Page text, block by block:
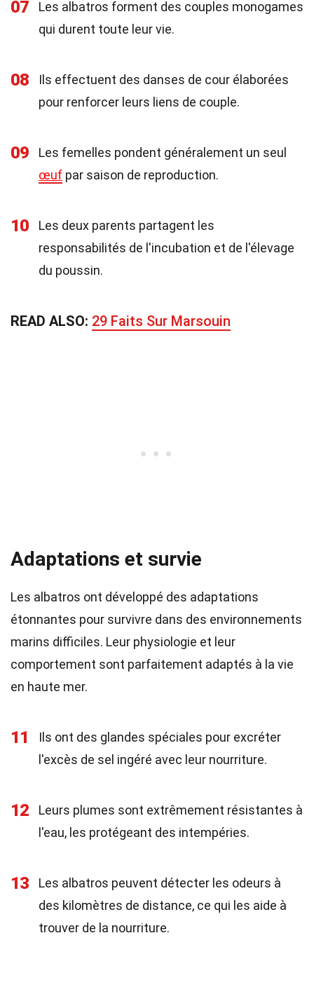
07
Les albatros forment des couples monogames
qui durent toute leur vie.
08
Ils effectuent des danses de cour élaborées
pour renforcer leurs liens de couple.
09
Les femelles pondent généralement un seul
œuf par saison de reproduction.
10
Les deux parents partagent les
responsabilités de l'incubation et de l'élevage
du poussin.
READ ALSO: 29 Faits Sur Marsouin
Adaptations et survie
Les albatros ont développé des adaptations
étonnantes pour survivre dans des environnements
marins difficiles. Leur physiologie et leur
comportement sont parfaitement adaptés à la vie
en haute mer.
11
Ils ont des glandes spéciales pour excréter
l'excès de sel ingéré avec leur nourriture.
12
Leurs plumes sont extrêmement résistantes à
l'eau, les protégeant des intempéries.
13
Les albatros peuvent détecter les odeurs à
des kilomètres de distance, ce qui les aide à
trouver de la nourriture.